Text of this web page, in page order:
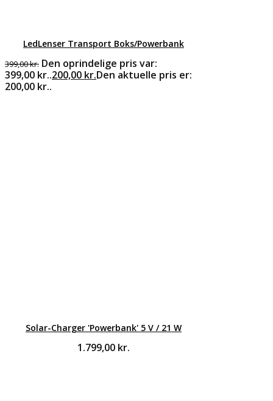
LedLenser Transport Boks/Powerbank
399,00kr. Den oprindelige pris var:
399,00 kr..200,00 kr.Den aktuelle pris er:
200,00 kr..
Solar-Charger 'Powerbank' 5 V / 21 W
1.799,00 kr.